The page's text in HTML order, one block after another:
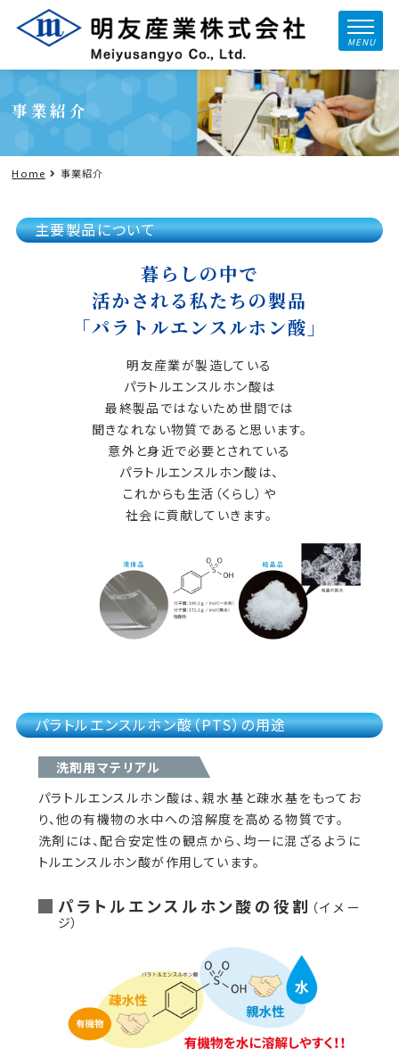
MENU
事業紹介
Home 事業紹介
主要製品について
暮らしの中で
活かされる私たちの製品
「パラトルエンスルホン酸」
明友産業が製造している
パラトルエンスルホン酸は
最終製品ではないため世間では
聞きなれない物質であると思います。
意外と身近で必要とされている
パラトルエンスルホン酸は、
これからも生活（くらし）や
社会に貢献していきます。
パラトルエンスルホン酸（PTS）の用途
洗剤用マテリアル
パラトルエンスルホン酸は、親水基と疎水基をもってお
り、他の有機物の水中への溶解度を高める物質です。
洗剤には、配合安定性の観点から、均一に混ざるように
トルエンスルホン酸が作用しています。
パラトルエンスルホン酸の役割 （イメー
ジ）